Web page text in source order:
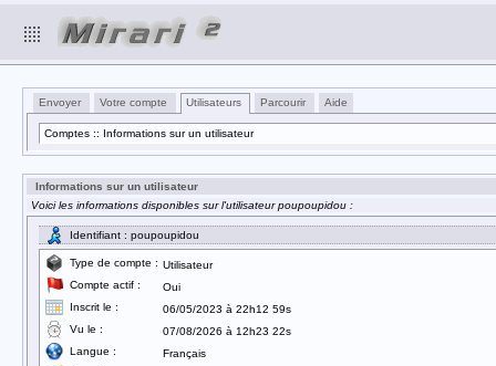
Envoyer Votre compte Utilisateurs Parcourir Aide
Comptes :: Informations sur un utilisateur
Informations sur un utilisateur
Voici les informations disponibles sur l'utilisateur poupoupidou :
Identifiant : poupoupidou
Type de compte : Utilisateur
Compte actif :
Oui
Inscrit le :
06/05/2023 à 22h12 59s
Vu le :
07/08/2026 à 12h23 22s
Langue :
Français